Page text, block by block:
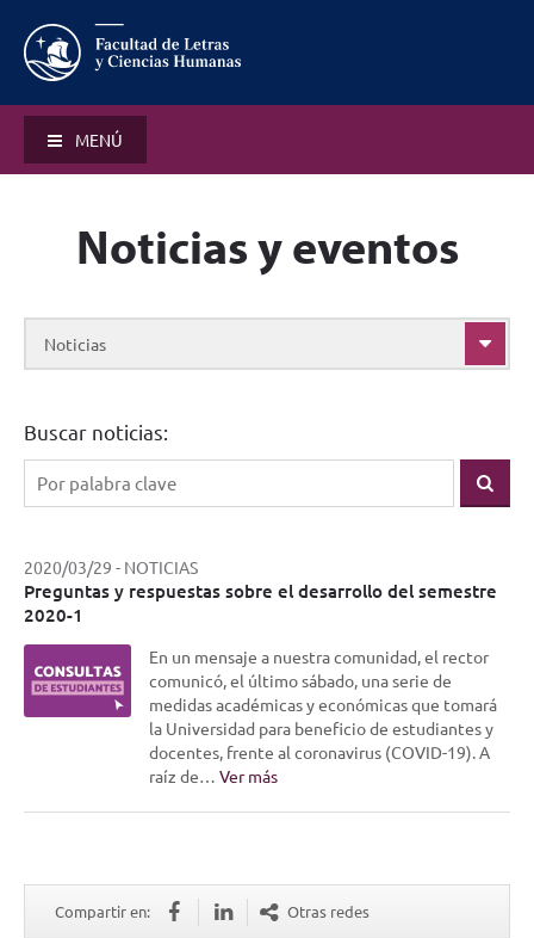
MENÚ
Noticias y eventos
Noticias
Buscar noticias:
2020/03/29 - NOTICIAS
Preguntas y respuestas sobre el desarrollo del semestre
2020-1
En un mensaje a nuestra comunidad, el rector
comunicó, el último sábado, una serie de
medidas académicas y económicas que tomará
la Universidad para beneficio de estudiantes y
docentes, frente al coronavirus (COVID-19). A
raíz de… Ver más
Compartir en: Otras redes